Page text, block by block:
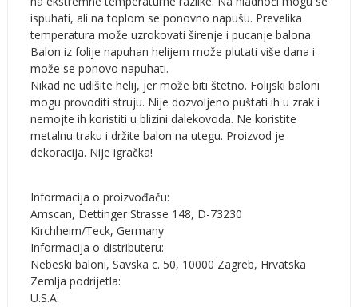
ispuhati, ali na toplom se ponovno napušu. Prevelika
temperatura može uzrokovati širenje i pucanje balona.
Balon iz folije napuhan helijem može plutati više dana i
može se ponovo napuhati.
Nikad ne udišite helij, jer može biti štetno. Folijski baloni
mogu provoditi struju. Nije dozvoljeno puštati ih u zrak i
nemojte ih koristiti u blizini dalekovoda. Ne koristite
metalnu traku i držite balon na utegu. Proizvod je
dekoracija. Nije igračka!
Informacija o proizvođaču:
Amscan, Dettinger Strasse 148, D-73230
Kirchheim/Teck, Germany
Informacija o distributeru:
Nebeski baloni, Savska c. 50, 10000 Zagreb, Hrvatska
Zemlja podrijetla:
U.S.A.